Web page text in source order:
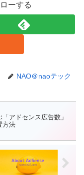
ーする
NAO＠naoテック
アドセンス広告数」
方法